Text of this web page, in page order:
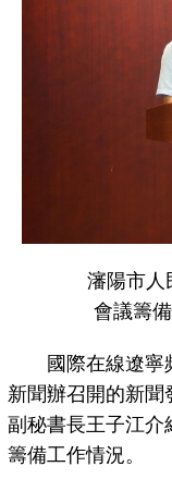
瀋陽市人
會議籌
國際在線遼寧頻
新聞辦召開的新聞
副秘書長王子江介
籌備工作情況。